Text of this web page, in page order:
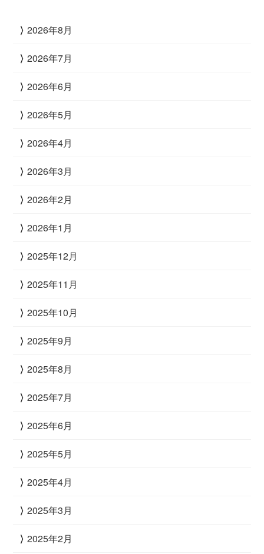
2026年8月
2026年7月
2026年6月
2026年5月
2026年4月
2026年3月
2026年2月
2026年1月
2025年12月
2025年11月
2025年10月
2025年9月
2025年8月
2025年7月
2025年6月
2025年5月
2025年4月
2025年3月
2025年2月